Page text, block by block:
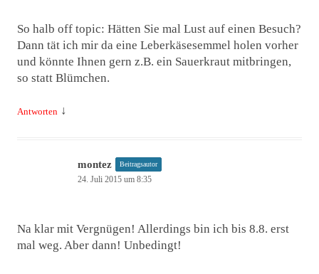
So halb off topic: Hätten Sie mal Lust auf einen Besuch?
Dann tät ich mir da eine Leberkäsesemmel holen vorher
und könnte Ihnen gern z.B. ein Sauerkraut mitbringen,
so statt Blümchen.
Antworten ↓
montez Beitragsautor
24. Juli 2015 um 8:35
Na klar mit Vergnügen! Allerdings bin ich bis 8.8. erst
mal weg. Aber dann! Unbedingt!